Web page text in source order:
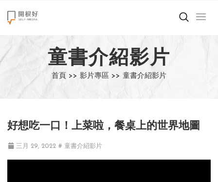
來點正能量
世界在想什麼
創造美好生活
影片專區
童書介紹影片
首頁 >> 影片專區 >> 童書介紹影片
好想吃一口！上菜啦，餐桌上的世界地圖
三月 29, 2022 # 童書介紹影片